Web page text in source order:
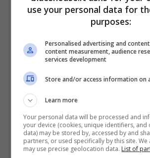
Federica Pellegrininegli anni
è stato ilnuotoe lo ha
raggiungendo i grandi traguardi
innumerevoli
Stampa, l’ex nuotatrice ha
un altro sportivo, Jannik Sinner
paragonato ad un altro atleta
use your personal data for
purposes:
Personalised advertising and
content measurement, audience
services development
Store and/or access information on
Learn more
Your personal data will be processed and
your device (cookies, unique identifiers, and
data) may be stored by, accessed by and
partners, or used specifically by this site.
may use precise geolocation data. List of